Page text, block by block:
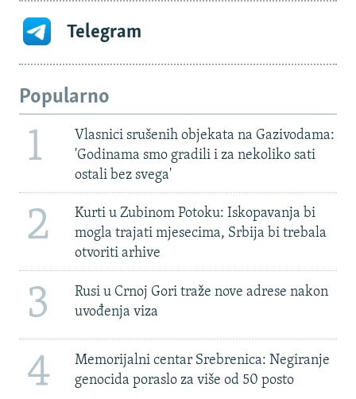
Telegram
Popularno
1
Vlasnici srušenih objekata na Gazivodama:
'Godinama smo gradili i za nekoliko sati
ostali bez svega'
2
Kurti u Zubinom Potoku: Iskopavanja bi
mogla trajati mjesecima, Srbija bi trebala
otvoriti arhive
3
Rusi u Crnoj Gori traže nove adrese nakon
uvođenja viza
4
Memorijalni centar Srebrenica: Negiranje
genocida poraslo za više od 50 posto